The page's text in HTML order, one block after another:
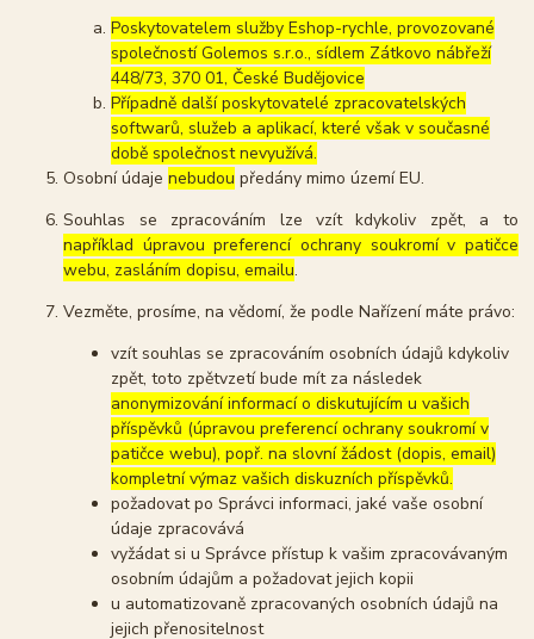
Poskytovatelem služby Eshop-rychle, provozované
společností Golemos s.r.o., sídlem Zátkovo nábřeží
448/73, 370 01, České Budějovice
Případně další poskytovatelé zpracovatelských
softwarů, služeb a aplikací, které však v současné
době společnost nevyužívá.
Osobní údajenebudou předány mimo území EU.
Souhlas se zpracováním lze vzít kdykoliv zpět, a to
například úpravou preferencí ochrany soukromí v patičce
webu, zasláním dopisu, emailu.
Vezměte, prosíme, na vědomí, že podle Nařízení máte právo:
vzít souhlas se zpracováním osobních údajů kdykoliv
zpět, toto zpětvzetí bude mít za následek
anonymizování informací o diskutujícím u vašich
příspěvků (úpravou preferencí ochrany soukromí v
patičce webu), popř. na slovní žádost (dopis, email)
kompletní výmaz vašich diskuzních příspěvků.
požadovat po Správci informaci, jaké vaše osobní
údaje zpracovává
vyžádat si u Správce přístup k vašim zpracovávaným
osobním údajům a požadovat jejich kopii
u automatizovaně zpracovaných osobních údajů na
jejich přenositelnost